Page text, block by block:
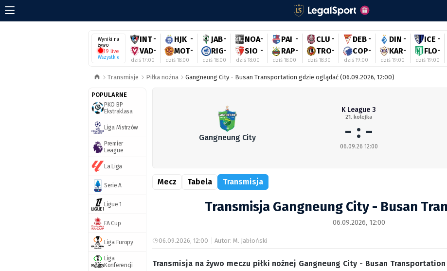
Wyniki na
żywo
19 live
Wszystkie
INT-
VAD-
dziś 17:00
HJK -
MOT-
dziś 18:00
JAB-
RIG-
dziś 18:00
NOA-
SIO -
dziś 18:00
PAI -
RAP-
dziś 18:00
CLU -
TRO-
dziś 18:30
DEB -
COP-
dziś 19:00
DIN -
KAR-
dziś 19:00
ICE -
FLO-
dziś 19:00
Transmisje Piłka nożna Gangneung City - Busan Transportation gdzie oglądać (06.09.2026, 12:00)
POPULARNE
PKO BP
Ekstraklasa
Liga Mistrzów
Premier
League
La Liga
Serie A
Ligue 1
FA Cup
Liga Europy
Liga
Konferencji
Gangneung City
K League 3
21. kolejka
- : -
06.09.26 12:00
Mecz Tabela Transmisja
Transmisja Gangneung City - Busan
06.09.2026, 12:00
06.09.2026, 12:00 Autor: M. Jabłoński
Transmisja na żywo meczu piłki nożnej Gangneung City - Busan